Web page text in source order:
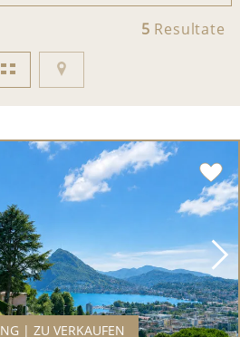
5 Resultate
| ZU VERKAUFEN